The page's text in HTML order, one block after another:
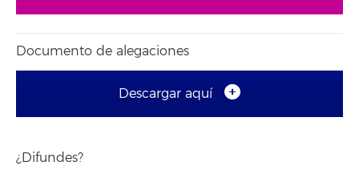
Documento de alegaciones
Descargar aquí
¿Difundes?